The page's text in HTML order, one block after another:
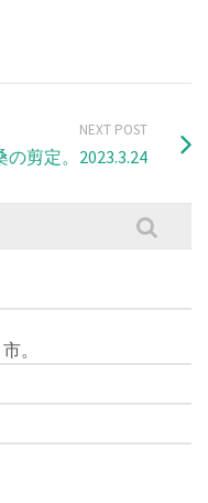
NEXT POST
の剪定。2023.3.24
。